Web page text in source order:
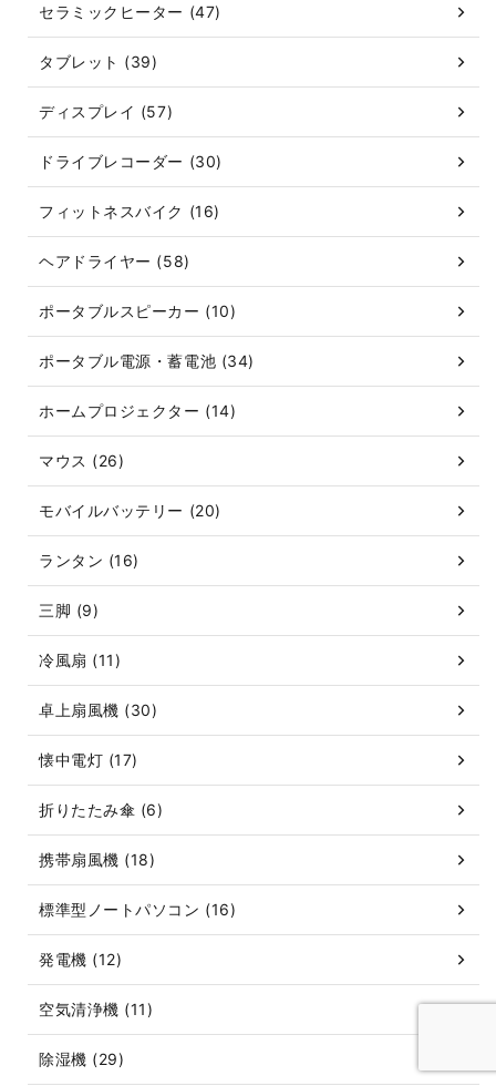
セラミックヒーター (47)
タブレット (39)
ディスプレイ (57)
ドライブレコーダー (30)
フィットネスバイク (16)
ヘアドライヤー (58)
ポータブルスピーカー (10)
ポータブル電源・蓄電池 (34)
ホームプロジェクター (14)
マウス (26)
モバイルバッテリー (20)
ランタン (16)
三脚 (9)
冷風扇 (11)
卓上扇風機 (30)
懐中電灯 (17)
折りたたみ傘 (6)
携帯扇風機 (18)
標準型ノートパソコン (16)
発電機 (12)
空気清浄機 (11)
除湿機 (29)